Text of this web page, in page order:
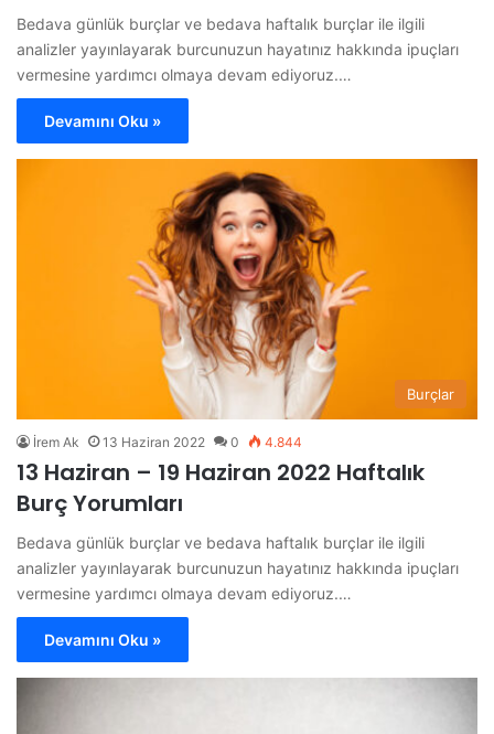
Bedava günlük burçlar ve bedava haftalık burçlar ile ilgili
analizler yayınlayarak burcunuzun hayatınız hakkında ipuçları
vermesine yardımcı olmaya devam ediyoruz.…
Devamını Oku »
Burçlar
İrem Ak 13 Haziran 2022 0 4.844
13 Haziran – 19 Haziran 2022 Haftalık
Burç Yorumları
Bedava günlük burçlar ve bedava haftalık burçlar ile ilgili
analizler yayınlayarak burcunuzun hayatınız hakkında ipuçları
vermesine yardımcı olmaya devam ediyoruz.…
Devamını Oku »